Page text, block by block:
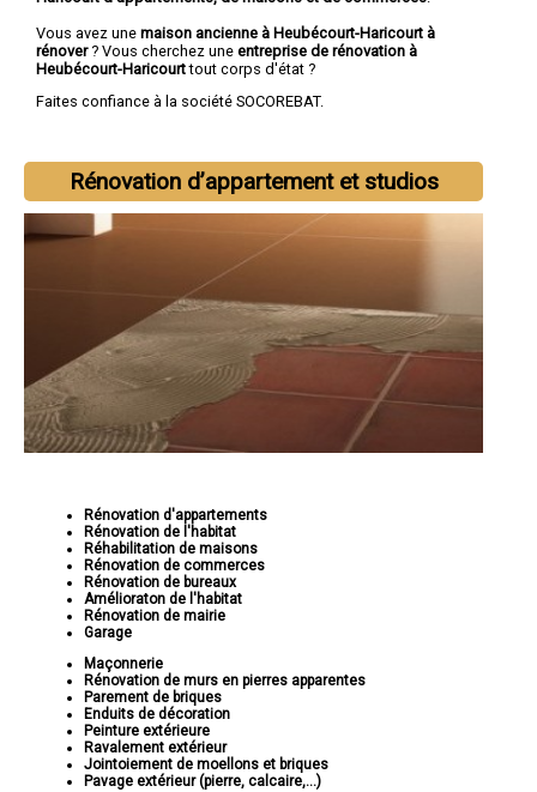
Vous avez une maison ancienne à Heubécourt-Haricourt à
rénover? Vous cherchez une entreprise de rénovation à
Heubécourt-Haricourttout corps d'état ?
Faites confiance à la société SOCOREBAT.
Rénovation d’appartement et studios
Rénovation d'appartements
Rénovation de l'habitat
Réhabilitation de maisons
Rénovation de commerces
Rénovation de bureaux
Amélioraton de l'habitat
Rénovation de mairie
Garage
Maçonnerie
Rénovation de murs en pierres apparentes
Parement de briques
Enduits de décoration
Peinture extérieure
Ravalement extérieur
Jointoiement de moellons et briques
Pavage extérieur (pierre, calcaire,...)